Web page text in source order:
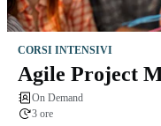
CORSI INTENSIVI
Agile Project
On Demand
3 ore